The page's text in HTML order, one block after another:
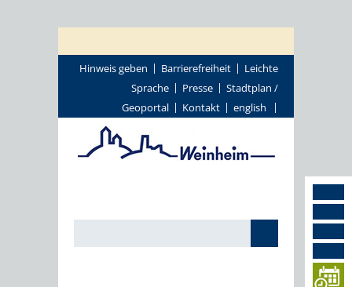
Hinweis geben Barrierefreiheit
Leichte
Sprache
Presse
Stadtplan /
Geoportal
Kontakt english